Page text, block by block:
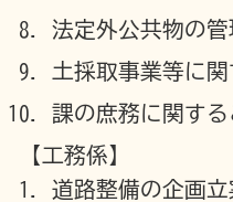
法定外公共物の管
土採取事業等に関
課の庶務に関する
【工務係】
道路整備の企画立